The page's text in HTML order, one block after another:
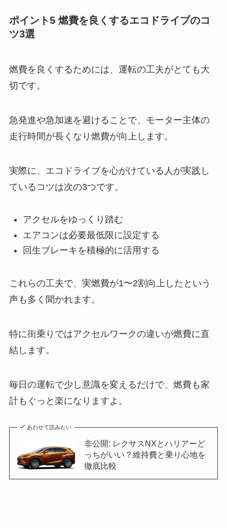
ポイント5 燃費を良くするエコドライブのコ
ツ3選
燃費を良くするためには、運転の工夫がとても大
切です。
急発進や急加速を避けることで、モーター主体の
走行時間が長くなり燃費が向上します。
実際に、エコドライブを心がけている人が実践し
ているコツは次の3つです。
アクセルをゆっくり踏む
エアコンは必要最低限に設定する
回生ブレーキを積極的に活用する
これらの工夫で、実燃費が1〜2割向上したという
声も多く聞かれます。
特に街乗りではアクセルワークの違いが燃費に直
結します。
毎日の運転で少し意識を変えるだけで、燃費も家
計もぐっと楽になりますよ。
あわせて読みたい
非公開: レクサスNXとハリアーど
っちがいい？維持費と乗り心地を
徹底比較